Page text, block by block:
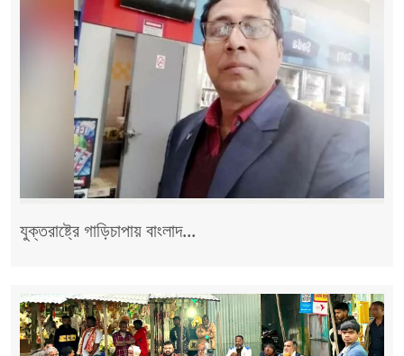
যুক্তরাষ্ট্রে গাড়িচাপায় বাংলাদ...